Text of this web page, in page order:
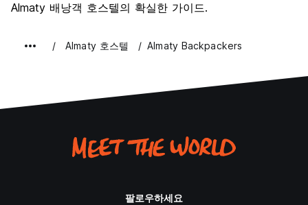
Almaty 배낭객 호스텔의 확실한 가이드.
Almaty 호스텔 Almaty Backpackers
팔로우하세요